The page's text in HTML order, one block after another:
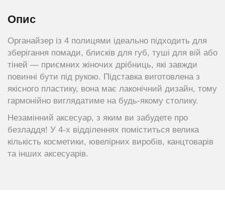
Опис
Органайзер із 4 полицями ідеально підходить для
зберігання помади, блисків для губ, туші для вій або
тіней — приємних жіночих дрібниць, які завжди
повинні бути під рукою. Підставка виготовлена з
якісного пластику, вона має лаконічний дизайн, тому
гармонійно виглядатиме на будь-якому столику.
Незамінний аксесуар, з яким ви забудете про
безладдя! У 4-х відділеннях поміститься велика
кількість косметики, ювелірних виробів, канцтоварів
та інших аксесуарів.